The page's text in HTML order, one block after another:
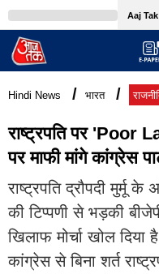
Aaj Tak
MumbaiTak
Hindi News भारत
राष्ट्रपति पर 'Poor
पर माफी मांगे कांग्रेस
राष्ट्रपति द्रौपदी मुर्मू
की टिप्पणी से भड़की
खिलाफ मोर्चा खोल दिया
कांग्रेस से बिना शर्त